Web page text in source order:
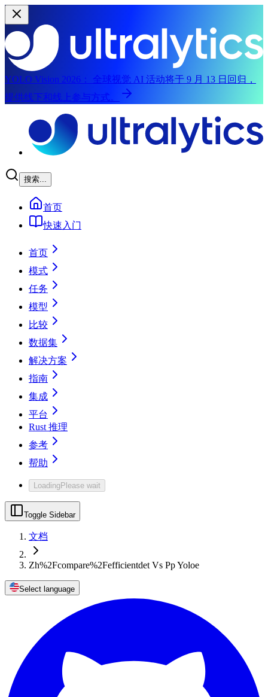
YOLO Vision 2026：
全球视觉 AI 活动将于 9 月 13 日回归，
提供线下和线上参与方式。
搜索...
首页
快速入门
首页
模式
任务
模型
比较
数据集
解决方案
指南
集成
平台
Rust 推理
参考
帮助
LoadingPlease wait
Toggle Sidebar
文档
Zh%2Fcompare%2Fefficientdet Vs Pp Yoloe
Select language